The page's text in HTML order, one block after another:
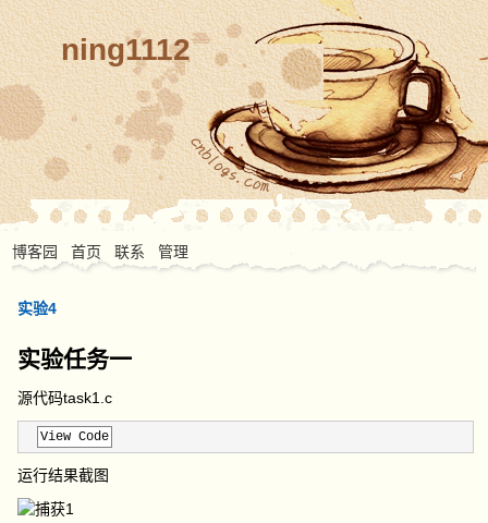
ning1112
博客园 首页 联系 管理
实验4
实验任务一
源代码task1.c
View Code
运行结果截图